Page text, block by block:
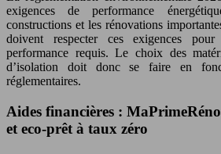
exigences de performance
constructions et les rénovations
doivent respecter ces exigences
performance requis. Le choix des
d’isolation doit donc se faire en
réglementaires.
Aides financières :
et eco-prêt à taux zéro